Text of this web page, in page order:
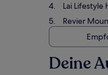
Lai Lifestyle
Revier
Deine